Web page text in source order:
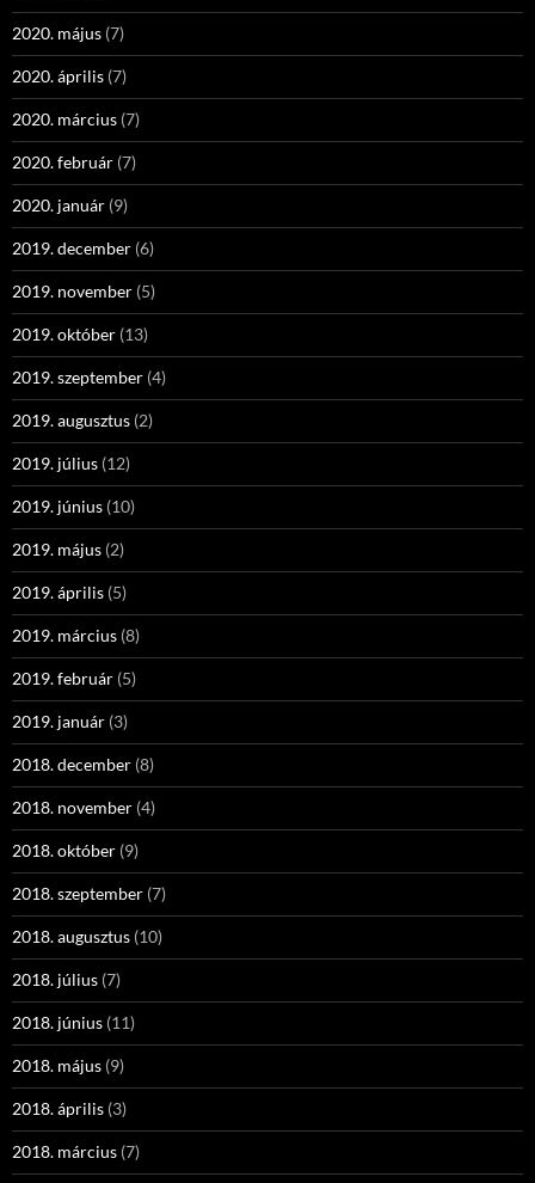
2020. május (7)
2020. április (7)
2020. március (7)
2020. február (7)
2020. január (9)
2019. december (6)
2019. november (5)
2019. október (13)
2019. szeptember (4)
2019. augusztus (2)
2019. július (12)
2019. június (10)
2019. május (2)
2019. április (5)
2019. március (8)
2019. február (5)
2019. január (3)
2018. december (8)
2018. november (4)
2018. október (9)
2018. szeptember (7)
2018. augusztus (10)
2018. július (7)
2018. június (11)
2018. május (9)
2018. április (3)
2018. március (7)